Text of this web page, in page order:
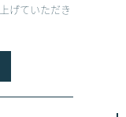
げていただき